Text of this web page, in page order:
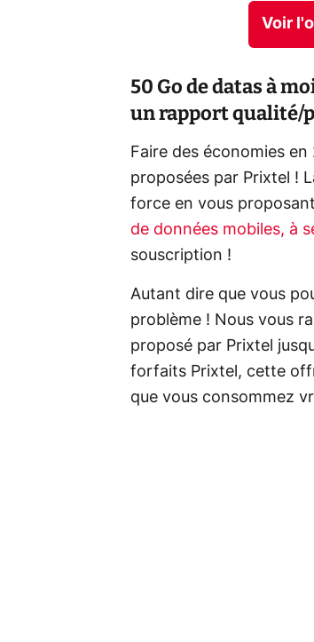
Voir
50 Go de datas à
un rapport qualité/
Faire des économies
proposées par Prixtel !
force en vous proposant
de données mobiles, à
souscription !
Autant dire que vous
problème ! Nous vous
proposé par Prixtel
forfaits Prixtel, cette
que vous consommez